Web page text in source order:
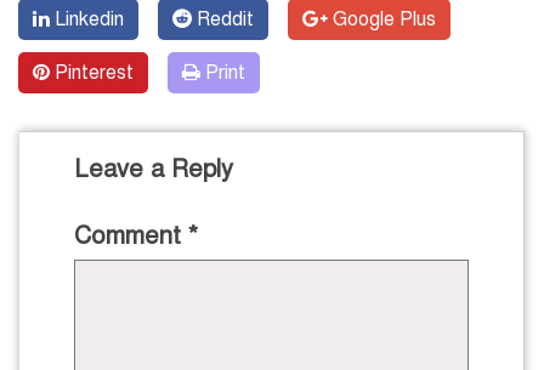
Linkedin Reddit Google Plus
Pinterest Print
Leave a Reply
Comment *